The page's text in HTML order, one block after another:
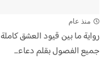
منذ عام
رواية ما بين قيود العشق كاملة
جميع الفصول بقلم دعاء...